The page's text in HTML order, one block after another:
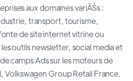
aux domaines variĂŠs :
transport, tourisme,
de site internet vitrine ou
outils newsletter, social media et
camps Ads sur les moteurs de
Group Retail France,